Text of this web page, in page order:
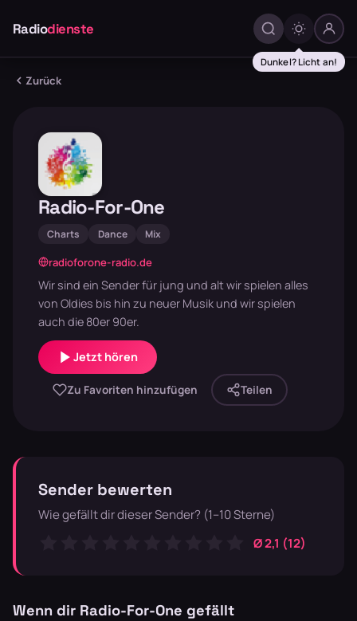
Radiodienste
Dunkel? Licht an!
Zurück
Radio-For-One
Charts Dance Mix
radioforone-radio.de
Wir sind ein Sender für jung und alt wir spielen alles
von Oldies bis hin zu neuer Musik und wir spielen
auch die 80er 90er.
Jetzt hören
Zu Favoriten hinzufügen Teilen
Sender bewerten
Wie gefällt dir dieser Sender? (1–10 Sterne)
Ø 2,1 (12)
Wenn dir Radio-For-One gefällt